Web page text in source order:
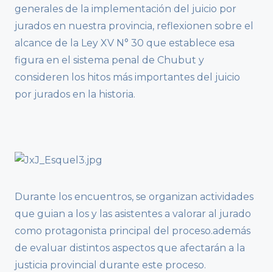
generales de la implementación del juicio por
jurados en nuestra provincia, reflexionen sobre el
alcance de la Ley XV N° 30 que establece esa
figura en el sistema penal de Chubut y
consideren los hitos más importantes del juicio
por jurados en la historia.
Durante los encuentros, se organizan actividades
que guian a los y las asistentes a valorar al jurado
como protagonista principal del proceso.además
de evaluar distintos aspectos que afectarán a la
justicia provincial durante este proceso.